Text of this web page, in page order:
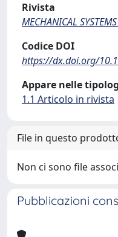
Rivista
MECHANICAL
Codice DOI
https://dx.doi.org/
Appare nelle
1.1 Articolo in rivista
File in questo
Non ci sono file
Pubblicazioni